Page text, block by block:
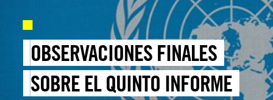
OBSERVACIONES FINALES
SOBRE EL QUINTO INFORME